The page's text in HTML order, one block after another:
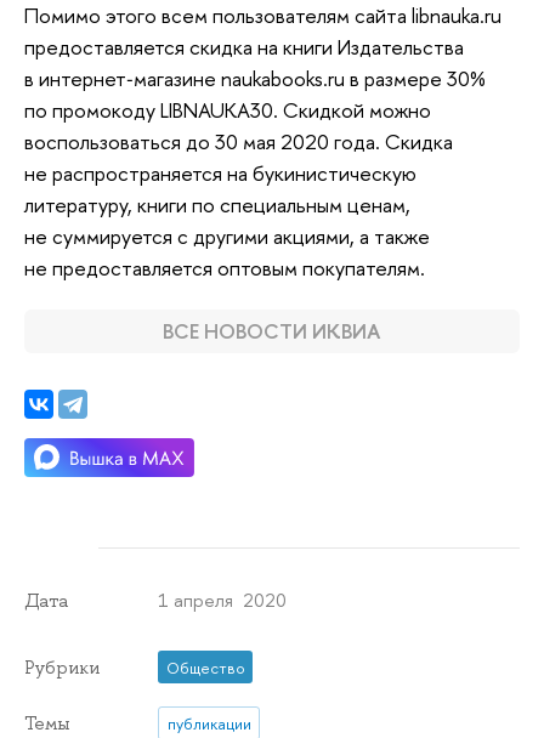
Помимо этого всем пользователям сайта libnauka.ru
предоставляется скидка на книги Издательства
в интернет‑магазине naukabooks.ru в размере 30%
по промокоду LIBNAUKA30. Скидкой можно
воспользоваться до 30 мая 2020 года. Скидка
не распространяется на букинистическую
литературу, книги по специальным ценам,
не суммируется с другими акциями, а также
не предоставляется оптовым покупателям.
ВСЕ НОВОСТИ ИКВИА
Дата 1 апреля 2020
Рубрики Общество
Темы
публикации